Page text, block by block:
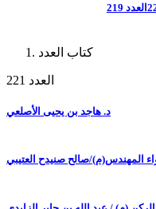
العدد 219
كتاب العدد
العدد 221
د. هاجد بن يحيى الأصلعي
المهندس(م)/صالح صنيدح العتيبي